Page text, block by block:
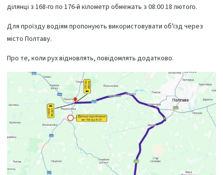
ділянці з 168-го по 176-й кілометр обмежать з 08:00 18 лютого.
Для проїзду водіям пропонують використовувати об'їзд через
місто Полтаву.
Про те, коли рух відновлять, повідомлять додатково.